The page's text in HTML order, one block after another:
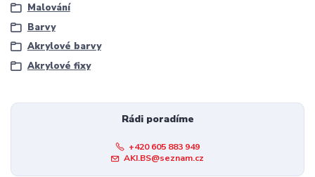
Malování
Barvy
Akrylové barvy
Akrylové fixy
Rádi poradíme
+420 605 883 949
AKI.BS@seznam.cz